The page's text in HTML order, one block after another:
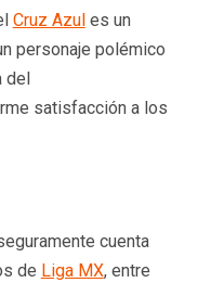
Cruz Azul es un
personaje polémico
satisfacción a los
cuenta
de Liga MX, entre